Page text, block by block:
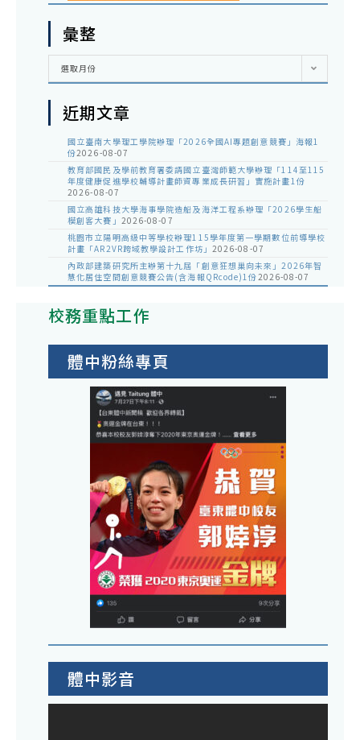
彙整
彙
選取月份
近期文章
國立臺南大學理工學院辦理「2026全國AI專題創意競賽」海報1
份2026-08-07
教育部國民及學前教育署委請國立臺灣師範大學辦理「114至115
年度健康促進學校輔導計畫師資專業成長研習」實施計畫1份
2026-08-07
國立高雄科技大學海事學院造船及海洋工程系辦理「2026學生船
模創客大賽」 2026-08-07
桃園市立陽明高級中等學校辦理115學年度第一學期數位前導學校
計畫「AR2VR跨域教學設計工作坊」 2026-08-07
內政部建築研究所主辦第十九屆「創意狂想巢向未來」2026年智
慧化居住空間創意競賽公告(含海報QRcode)1份2026-08-07
校務重點工作
體中粉絲專頁
體中影音